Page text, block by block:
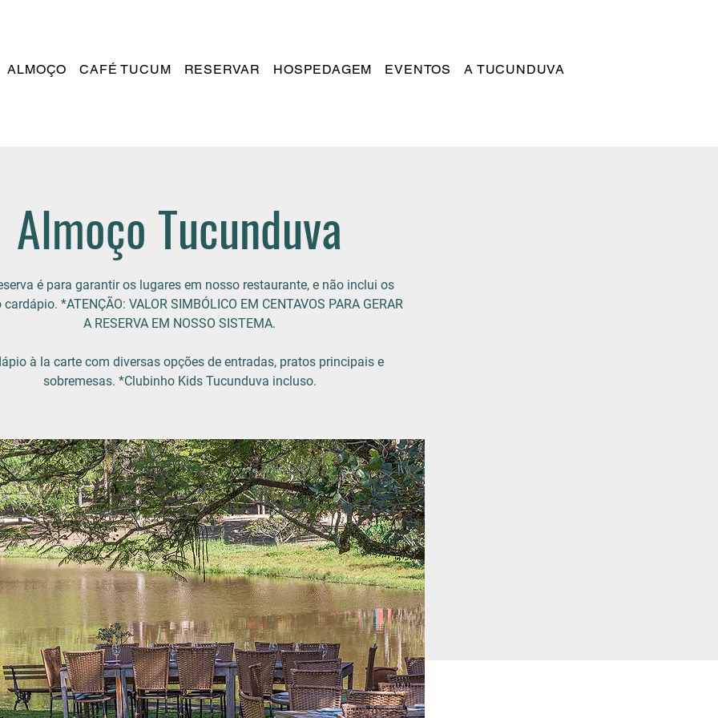
ALMOÇO CAFÉ TUCUM RESERVAR HOSPEDAGEM EVENTOS A TUCUNDUVA
Almoço Tucunduva
é para garantir os lugares em nosso restaurante, e não inclui os
*ATENÇÃO: VALOR SIMBÓLICO EM CENTAVOS PARA GERAR
A RESERVA EM NOSSO SISTEMA.
à la carte com diversas opções de entradas, pratos principais e
sobremesas. *Clubinho Kids Tucunduva incluso.